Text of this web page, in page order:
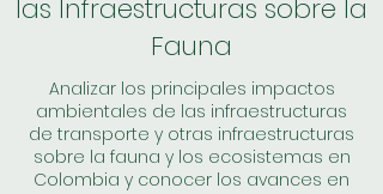
las Infraestructuras sobre la
Fauna
Analizar los principales impactos
ambientales de las infraestructuras
de transporte y otras infraestructuras
sobre la fauna y los ecosistemas en
Colombia y conocer los avances en